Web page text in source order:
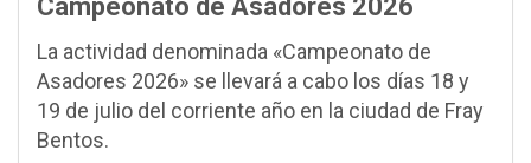
Campeonato de Asadores 2026
La actividad denominada «Campeonato de
Asadores 2026» se llevará a cabo los días 18 y
19 de julio del corriente año en la ciudad de Fray
Bentos.